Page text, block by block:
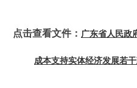
点击查看文件： 广东省人民政
成本支持实体经济发展若